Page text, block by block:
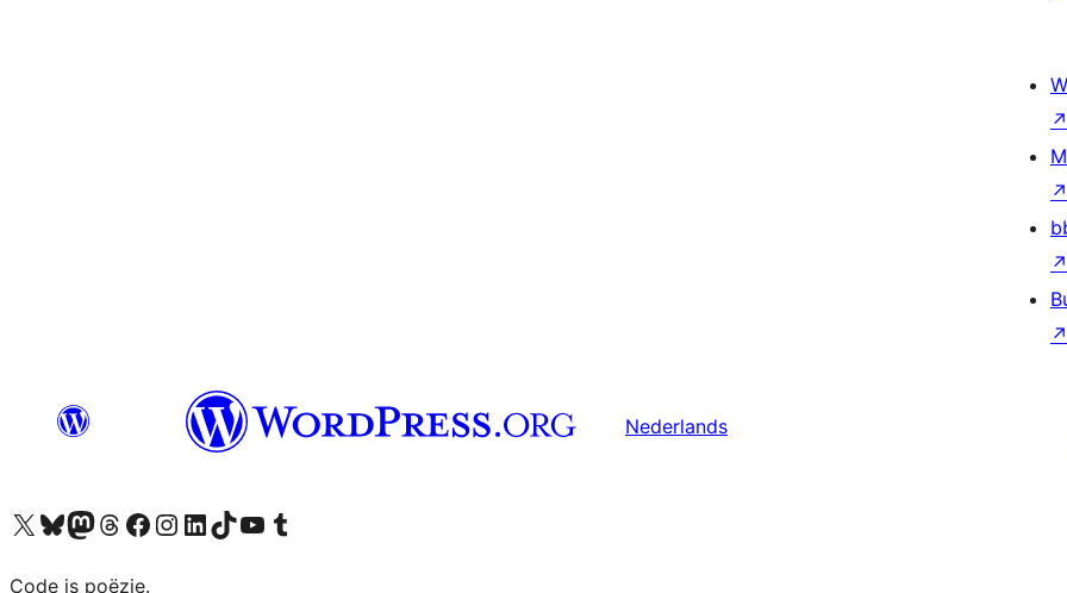
↗
↗
↗
↗
Nederlands
Bezoek ons X (voorheen Twitter) account
Bezoek ons Bluesky account
Bezoek ons Mastodon account
Bezoek ons Threads account
Onze Facebook pagina bezoeken
Bezoek ons Instagram account
Bezoek ons LinkedIn account
Bezoek ons TikTok account
Bezoek ons YouTube kanaalBezoek ons Tumblr account
Code is poëzie.